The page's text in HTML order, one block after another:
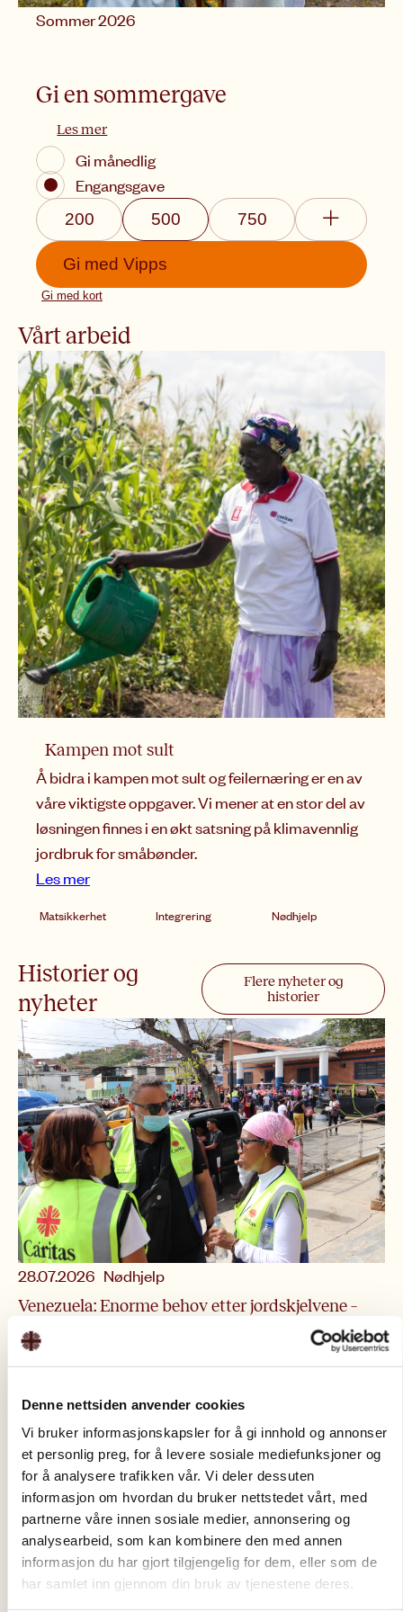
Denne nettsiden anvender cookies
Vi bruker informasjonskapsler for å gi innhold og annonser
et personlig preg, for å levere sosiale mediefunksjoner og
for å analysere trafikken vår. Vi deler dessuten
informasjon om hvordan du bruker nettstedet vårt, med
partnerne våre innen sosiale medier, annonsering og
analysearbeid, som kan kombinere den med annen
informasjon du har gjort tilgjengelig for dem, eller som de
har samlet inn gjennom din bruk av tjenestene deres.
Sommer 2026
Gi en sommergave
Les mer
Gi månedlig
Engangsgave
200 500 750
Gi med Vipps
Gi med kort
Vårt arbeid
Matsikkerhet Integrering Nødhjelp
Kampen mot sult
Å bidra i kampen mot sult og feilernæring er en av
våre viktigste oppgaver. Vi mener at en stor del av
løsningen finnes i en økt satsning på klimavennlig
jordbruk for småbønder.
Les mer
Matsikkerhet
Kampen mot sult
Å bidra i kampen mot sult og feilernæring er en av våre
Les mer
Historier og
nyheter
Flere nyheter og
historier
28.07.2026 Nødhjelp
Venezuela: Enorme behov etter jordskjelvene –
Caritas bistår